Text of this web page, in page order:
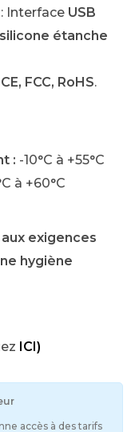
: Interface USB
étanche
CE, FCC, RoHS.
: -10°C à +55°C
à +60°C
exigences
hygiène
ICI)
accès à des tarifs